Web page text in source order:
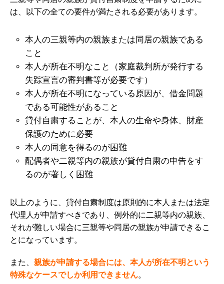
は、以下の全ての要件が満たされる必要があります。
本人の三親等内の親族または同居の親族である
こと
本人が所在不明なこと（家庭裁判所が発行する
失踪宣言の審判書等が必要です）
本人が所在不明になっている原因が、借金問題
である可能性があること
貸付自粛することが、本人の生命や身体、財産
保護のために必要
本人の同意を得るのが困難
配偶者や二親等内の親族が貸付自粛の申告をす
るのが著しく困難
以上のように、貸付自粛制度は原則的に本人または法定
代理人が申請すべきであり、例外的に二親等内の親族、
それが難しい場合に三親等や同居の親族が申請できるこ
とになっています。
また、 親族が申請する場合には、本人が所在不明という
特殊なケースでしか利用できません。